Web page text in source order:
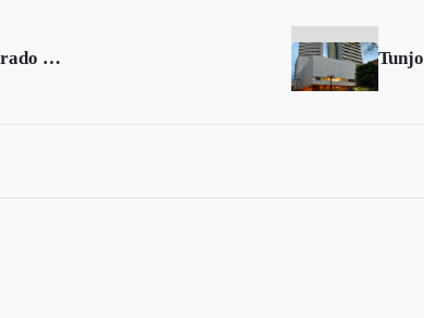
Enredos del magistrado Fabio Ignacio Mejía